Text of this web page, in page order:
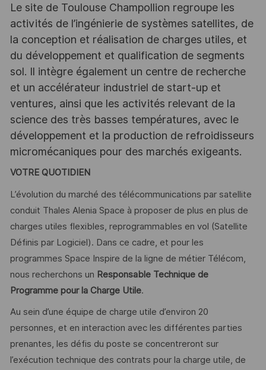
Le site de Toulouse Champollion regroupe les
activités de l’ingénierie de systèmes satellites, de
la conception et réalisation de charges utiles, et
du développement et qualification de segments
sol. Il intègre également un centre de recherche
et un accélérateur industriel de start-up et
ventures, ainsi que les activités relevant de la
science des très basses températures, avec le
développement et la production de refroidisseurs
micromécaniques pour des marchés exigeants.
VOTRE QUOTIDIEN
L’évolution du marché des télécommunications par satellite
conduit Thales Alenia Space à proposer de plus en plus de
charges utiles flexibles, reprogrammables en vol (Satellite
Définis par Logiciel). Dans ce cadre, et pour les
programmes Space Inspire de la ligne de métier Télécom,
nous recherchons un Responsable Technique de
Programme pour la Charge Utile.
Au sein d’une équipe de charge utile d’environ 20
personnes, et en interaction avec les différentes parties
prenantes, les défis du poste se concentreront sur
l’exécution technique des contrats pour la charge utile, de